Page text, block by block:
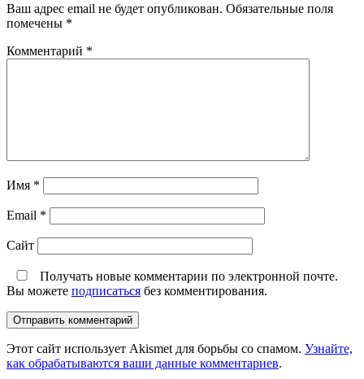
Ваш адрес email не будет опубликован. Обязательные поля
помечены *
Комментарий *
Имя *
Email *
Сайт
Получать новые комментарии по электронной почте.
Вы можете подписаться без комментирования.
Этот сайт использует Akismet для борьбы со спамом. Узнайте,
как обрабатываются ваши данные комментариев.